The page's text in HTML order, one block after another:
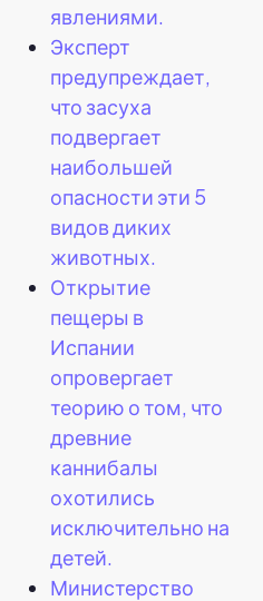
явлениями.
Эксперт
предупреждает,
что засуха
подвергает
наибольшей
опасности эти 5
видов диких
животных.
Открытие
пещеры в
Испании
опровергает
теорию о том, что
древние
каннибалы
охотились
исключительно на
детей.
Министерство